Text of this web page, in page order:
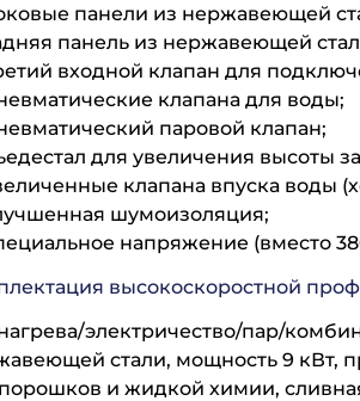
панели из нержавеющей
панель из нержавеющей
входной клапан для
клапана для воды;
паровой клапан;
для увеличения высоты
клапана впуска воды
шумоизоляция;
напряжение (вместо
высокоскоростной
электричество/пар/
стали, мощность 9 кВт,
и жидкой химии,